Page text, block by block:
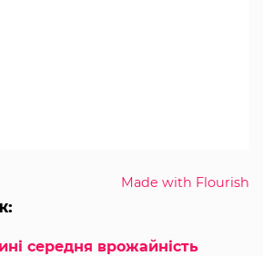
Made with Flourish
середня врожайність